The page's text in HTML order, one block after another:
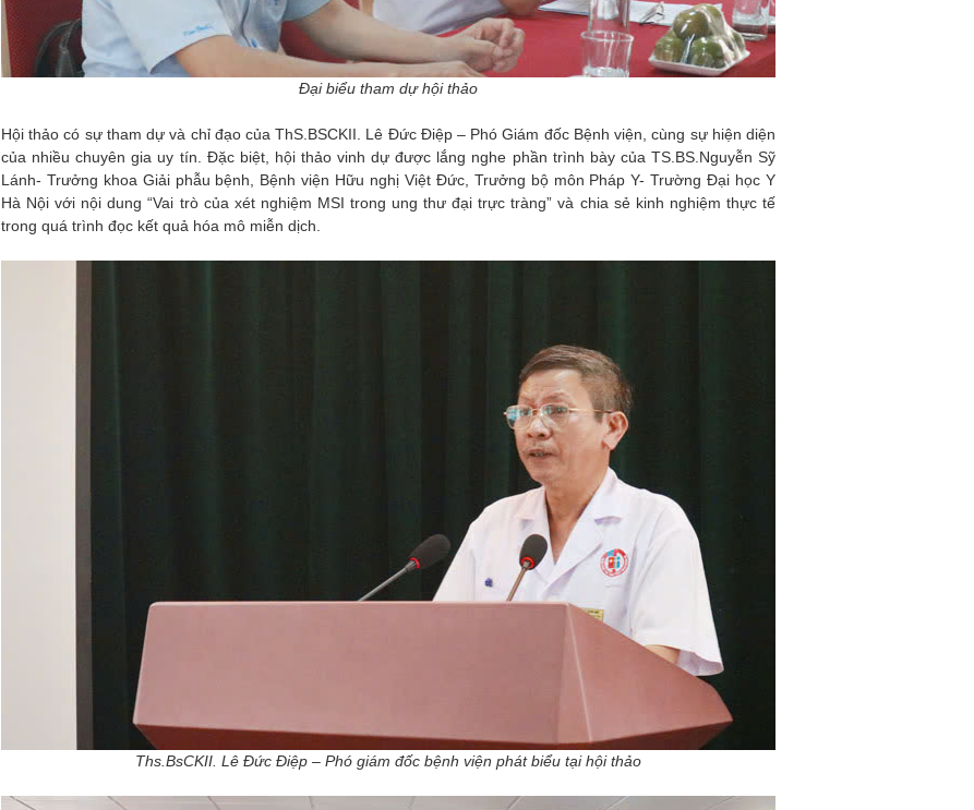
Đại biểu tham dự hội thảo
Hội thảo có sự tham dự và chỉ đạo của ThS.BSCKII. Lê Đức Điệp – Phó Giám đốc Bệnh viện, cùng sự hiện diện
của nhiều chuyên gia uy tín. Đặc biệt, hội thảo vinh dự được lắng nghe phần trình bày của TS.BS.Nguyễn Sỹ
Lánh- Trưởng khoa Giải phẫu bệnh, Bệnh viện Hữu nghị Việt Đức, Trưởng bộ môn Pháp Y- Trường Đại học Y
Hà Nội với nội dung “Vai trò của xét nghiệm MSI trong ung thư đại trực tràng” và chia sẻ kinh nghiệm thực tế
trong quá trình đọc kết quả hóa mô miễn dịch.
Ths.BsCKII. Lê Đức Điệp – Phó giám đốc bệnh viện phát biểu tại hội thảo